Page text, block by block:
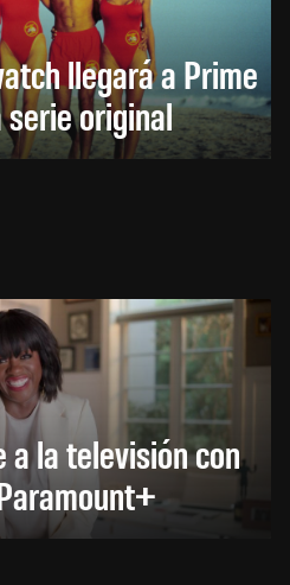
llegará a Prime
original
a la televisión con